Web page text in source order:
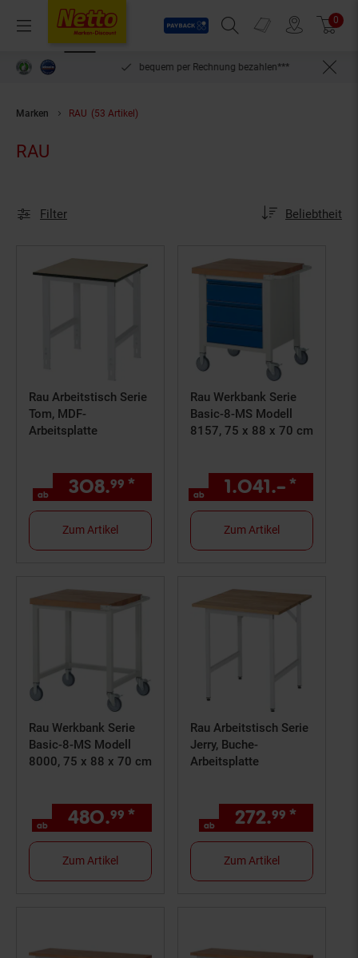
Menü
Payback
Suchfeld einblenden
Prospekte 0
bequem per Rechnung bezahlen***
Marken RAU (53 Artikel)
RAU
Filter Sortierung:
Beliebtheit
Rau Arbeitstisch Serie
Tom, MDF-
Arbeitsplatte
ab 308.99 * ab 308, € Sternchen
Zum Artikel
Rau Werkbank Serie
Basic-8-MS Modell
8157, 75 x 88 x 70 cm
ab 1.041.–*
Zum Artikel
Rau Werkbank Serie
Basic-8-MS Modell
8000, 75 x 88 x 70 cm
ab 480.99 * ab 480, € Sternchen
Zum Artikel
Rau Arbeitstisch Serie
Jerry, Buche-
Arbeitsplatte
ab 272.99 *
Zum Artikel